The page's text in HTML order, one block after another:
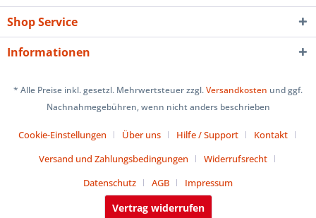
Shop Service
Informationen
* Alle Preise inkl. gesetzl. Mehrwertsteuer zzgl.Versandkosten und ggf.
Nachnahmegebühren, wenn nicht anders beschrieben
Cookie-Einstellungen Über uns Hilfe / Support
Kontakt
Versand und Zahlungsbedingungen
Widerrufsrecht
Datenschutz
AGB Impressum
Vertrag widerrufen